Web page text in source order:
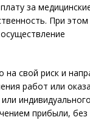
за
При этом
на свой риск и
работ или
индивидуального
прибыли, без